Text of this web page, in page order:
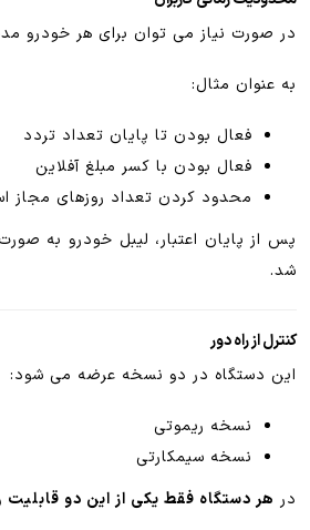
در صورت نیاز می توان برای هر خودرو
به عنوان مثال:
فعال بودن تا پایان تعداد تردد
فعال بودن با کسر مبلغ آفلاین
محدود کردن تعداد روزهای مجاز
پس از پایان اعتبار، لیبل خودرو به
شد.
کنترل از راه دور
این دستگاه در دو نسخه عرضه می شود:
نسخه ریموتی
نسخه سیمکارتی
در هر دستگاه فقط یکی از این دو قابلیت